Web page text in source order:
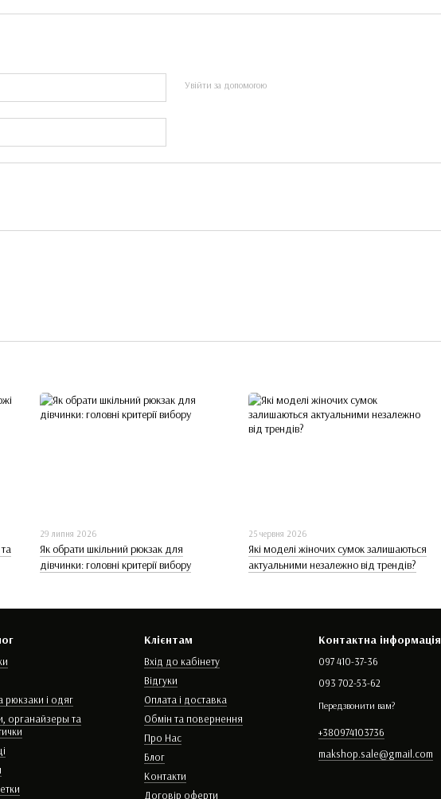
Увійти за допомогою
29 липня 2026
Як обрати шкільний рюкзак для
дівчинки: головні критерії вибору
25 червня 2026
Які моделі жіночих сумок залишаються
актуальними незалежно від трендів?
рюкзаки і одяг
органайзеры та
Клієнтам
Вхід до кабінету
Відгуки
Оплата і доставка
Обмін та повернення
Про Нас
Блог
Контакти
Договір оферти
Контактна інформація
097 410-37-36
093 702-53-62
Передзвонити вам?
+380974103736
makshop.sale@gmail.com